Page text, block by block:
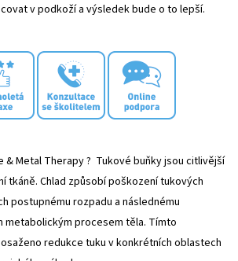
v podkoží a výsledek bude o to lepší.
& Metal Therapy ? Tukové buňky jsou citlivější
tkáně. Chlad způsobí poškození tukových
postupnému rozpadu a následnému
metabolickým procesem těla. Tímto
redukce tuku v konkrétních oblastech